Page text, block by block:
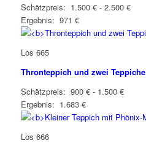
Schätzpreis: 1.500 € - 2.500 €
Ergebnis: 971 €
Los 665
Thronteppich und zwei Teppiche
Schätzpreis: 900 € - 1.500 €
Ergebnis: 1.683 €
Los 666